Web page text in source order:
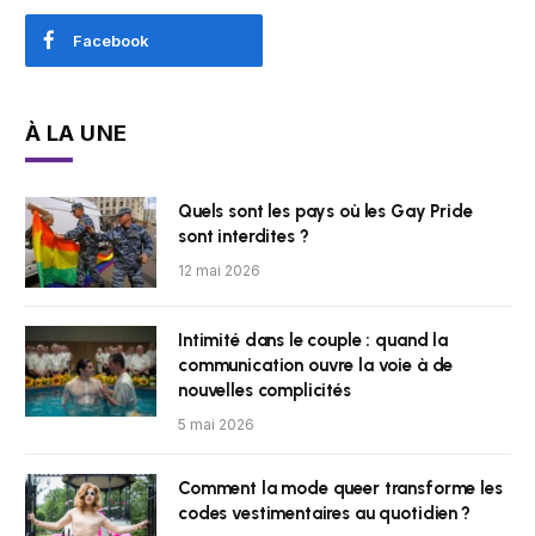
Facebook
À LA UNE
Quels sont les pays où les Gay Pride
sont interdites ?
12 mai 2026
Intimité dans le couple : quand la
communication ouvre la voie à de
nouvelles complicités
5 mai 2026
Comment la mode queer transforme les
codes vestimentaires au quotidien ?